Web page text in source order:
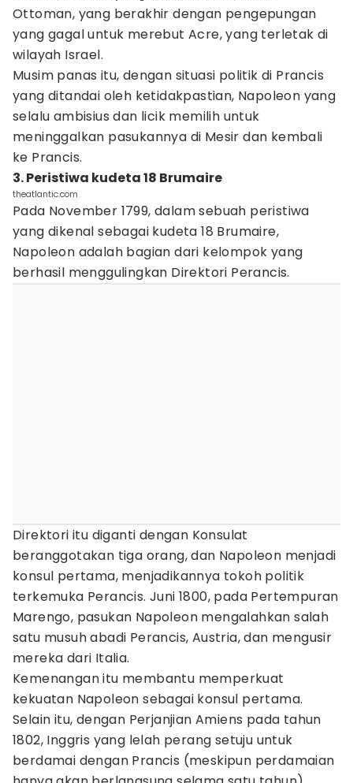
Ottoman, yang berakhir dengan pengepungan
yang gagal untuk merebut Acre, yang terletak di
wilayah Israel.
Musim panas itu, dengan situasi politik di Prancis
yang ditandai oleh ketidakpastian, Napoleon yang
selalu ambisius dan licik memilih untuk
meninggalkan pasukannya di Mesir dan kembali
ke Prancis.
3. Peristiwa kudeta 18 Brumaire
theatlantic.com
Pada November 1799, dalam sebuah peristiwa
yang dikenal sebagai kudeta 18 Brumaire,
Napoleon adalah bagian dari kelompok yang
berhasil menggulingkan Direktori Perancis.
Direktori itu diganti dengan Konsulat
beranggotakan tiga orang, dan Napoleon menjadi
konsul pertama, menjadikannya tokoh politik
terkemuka Perancis. Juni 1800, pada Pertempuran
Marengo, pasukan Napoleon mengalahkan salah
satu musuh abadi Perancis, Austria, dan mengusir
mereka dari Italia.
Kemenangan itu membantu memperkuat
kekuatan Napoleon sebagai konsul pertama.
Selain itu, dengan Perjanjian Amiens pada tahun
1802, Inggris yang lelah perang setuju untuk
berdamai dengan Prancis (meskipun perdamaian